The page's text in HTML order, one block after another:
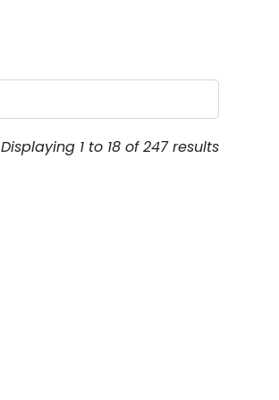
Displaying 1 to 18 of 247 results